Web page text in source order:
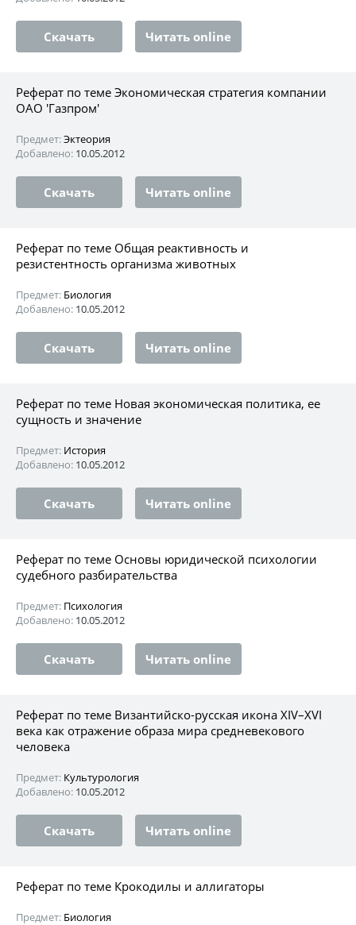
Скачать Читать online
Реферат по теме Экономическая стратегия компании
ОАО 'Газпром'
Предмет:Эктеория
Добавлено: 10.05.2012
Скачать Читать online
Реферат по теме Общая реактивность и
резистентность организма животных
Предмет: Биология
Добавлено: 10.05.2012
Скачать Читать online
Реферат по теме Новая экономическая политика, ее
сущность и значение
Предмет: История
Добавлено: 10.05.2012
Скачать Читать online
Реферат по теме Основы юридической психологии
судебного разбирательства
Предмет: Психология
Добавлено: 10.05.2012
Скачать Читать online
Реферат по теме Византийско-русская икона XIV–XVI
века как отражение образа мира средневекового
человека
Предмет: Культурология
Добавлено: 10.05.2012
Скачать Читать online
Реферат по теме Крокодилы и аллигаторы
Предмет: Биология